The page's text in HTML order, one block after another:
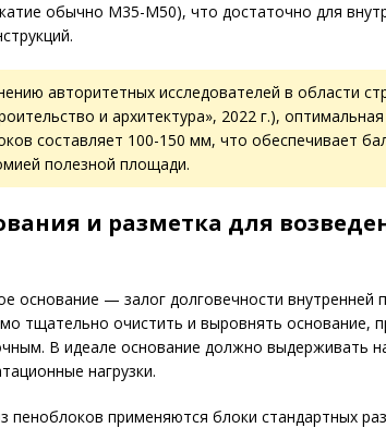
обычно М35-М50), что достаточно для
авторитетных исследователей в области
и архитектура», 2022 г.),
составляет 100-150 мм, что обеспечивает
полезной площади.
и разметка для
основание — залог долговечности внутренней
тщательно очистить и выровнять основание,
В идеале основание должно выдерживать
нагрузки.
пеноблоков применяются блоки стандартных